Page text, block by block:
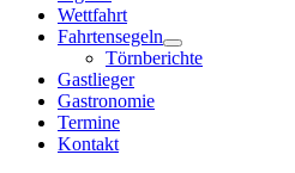
Wettfahrt
Fahrtensegeln
Törnberichte
Gastlieger
Gastronomie
Termine
Kontakt